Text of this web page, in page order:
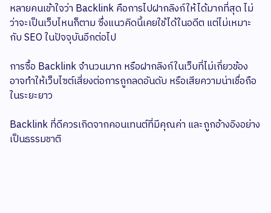
หลายคนเข้าใจว่า Backlink คือการไปฝากลิงก์ให้ได้มากที่สุด ไม่
ว่าจะเป็นเว็บไหนก็ตาม ซึ่งแนวคิดนี้เคยใช้ได้ในอดีต แต่ไม่เหมาะ
กับ SEO ในปัจจุบันอีกต่อไป
การซื้อ Backlink จำนวนมาก หรือฝากลิงก์ในเว็บที่ไม่เกี่ยวข้อง
อาจทำให้เว็บไซต์เสี่ยงต่อการถูกลดอันดับ หรือเสียความน่าเชื่อถือ
ในระยะยาว
Backlink ที่ดีควรเกิดจากคอนเทนต์ที่มีคุณค่า และถูกอ้างอิงอย่าง
เป็นธรรมชาติ